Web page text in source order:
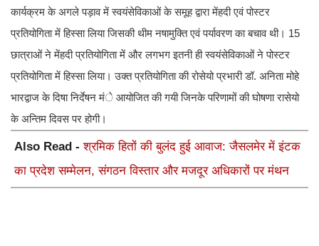
कार्यक्रम के अगले पड़ाव में स्वयंसेविकाओं के समूह द्वारा मेंहदी एवं पोस्टर
प्रतियोगिता में हिस्सा लिया जिसकी थीम नषामुक्ति एवं पर्यावरण का बचाव थी। 15
छात्राओं ने मेंहदी प्रतियोगिता में और लगभग इतनी ही स्वयंसेविकाओं ने पोस्टर
प्रतियोगिता में हिस्सा लिया। उक्त प्रतियोगिता की रोसेयो प्रभारी डॉ. अनिता मोहे
भारद्वाज के दिषा निर्देषन मंे आयोजित की गयी जिनके परिणामों की घोषणा रासेयो
के अन्तिम दिवस पर होगी।
Also Read -श्रमिक हितों की बुलंद हुई आवाज: जैसलमेर में इंटक
का प्रदेश सम्मेलन, संगठन विस्तार और मजदूर अधिकारों पर मंथन